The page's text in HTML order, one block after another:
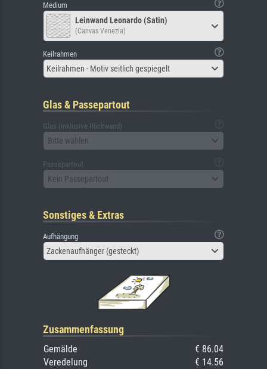
Medium
Leinwand Leonardo (Satin)
(Canvas Venezia)
Keilrahmen
Keilrahmen - Motiv seitlich gespiegelt
Glas & Passepartout
Glas (inklusive Rückwand)
Bitte wählen
Passepartout
Kein Passepartout
Sonstiges & Extras
Aufhängung
Zackenaufhänger (gesteckt)
Zusammenfassung
Gemälde
€ 86.04
Veredelung
€ 14.56